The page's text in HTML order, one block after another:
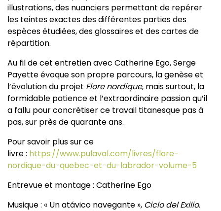
illustrations, des nuanciers permettant de repérer
les teintes exactes des différentes parties des
espèces étudiées, des glossaires et des cartes de
répartition.
Au fil de cet entretien avec Catherine Ego, Serge
Payette évoque son propre parcours, la genèse et
l’évolution du projet Flore nordique, mais surtout, la
formidable patience et l’extraordinaire passion qu’il
a fallu pour concrétiser ce travail titanesque pas à
pas, sur près de quarante ans.
Pour savoir plus sur ce
livre : https://www.pulaval.com/livres/flore-
nordique-du-quebec-et-du-labrador-volume-5
Entrevue et montage : Catherine Ego
Musique : « Un atávico navegante », Ciclo del Exilio.